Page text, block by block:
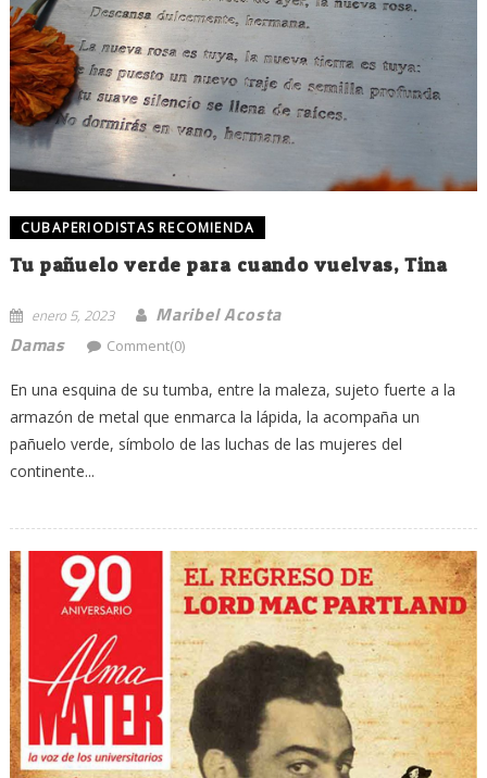
CUBAPERIODISTAS RECOMIENDA
Tu pañuelo verde para cuando vuelvas, Tina
enero 5, 2023
Maribel Acosta
Damas
Comment(0)
En una esquina de su tumba, entre la maleza, sujeto fuerte a la
armazón de metal que enmarca la lápida, la acompaña un
pañuelo verde, símbolo de las luchas de las mujeres del
continente...